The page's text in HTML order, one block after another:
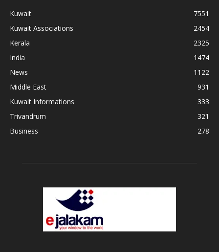
Kuwait
7551
Kuwait Associations
2454
Kerala
2325
India
1474
News
1122
Middle East
931
Kuwait Informations
333
Trivandrum
321
Business
278